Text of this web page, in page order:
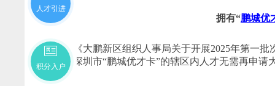
拥有“鹏城优
根据《大鹏新区组织人事局关于开展2025年第一
获得深圳市“鹏城优才卡”的辖区内人才无需再申请
人才引进
积分入户